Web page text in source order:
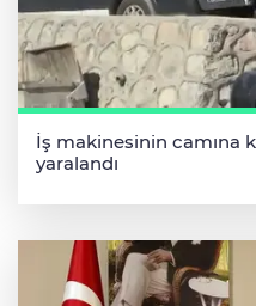
İş makinesinin camına
yaralandı